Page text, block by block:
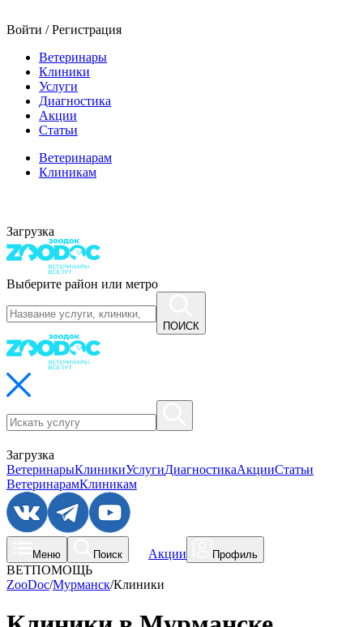
Войти / Регистрация
Ветеринары
Клиники
Услуги
Диагностика
Акции
Статьи
Ветеринарам
Клиникам
Загрузка
Выберите район или метро
ПОИСК
Загрузка
ВетеринарыКлиникиУслугиДиагностикаАкцииСтатьи
ВетеринарамКлиникам
Меню Поиск Акции Профиль
ВЕТПОМОЩЬ
ZooDoc/Мурманск/Клиники